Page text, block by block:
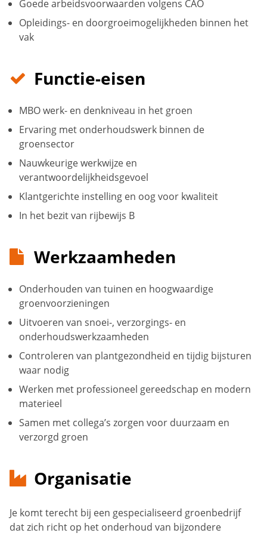
Goede arbeidsvoorwaarden volgens CAO
Opleidings- en doorgroeimogelijkheden binnen het
vak
Functie-eisen
MBO werk- en denkniveau in het groen
Ervaring met onderhoudswerk binnen de
groensector
Nauwkeurige werkwijze en
verantwoordelijkheidsgevoel
Klantgerichte instelling en oog voor kwaliteit
In het bezit van rijbewijs B
Werkzaamheden
Onderhouden van tuinen en hoogwaardige
groenvoorzieningen
Uitvoeren van snoei-, verzorgings- en
onderhoudswerkzaamheden
Controleren van plantgezondheid en tijdig bijsturen
waar nodig
Werken met professioneel gereedschap en modern
materieel
Samen met collega’s zorgen voor duurzaam en
verzorgd groen
Organisatie
Je komt terecht bij een gespecialiseerd groenbedrijf
dat zich richt op het onderhoud van bijzondere